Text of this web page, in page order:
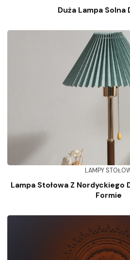
Duża Lampa Solna
LAMPY
Lampa Stołowa Z Nordyckiego
Formie